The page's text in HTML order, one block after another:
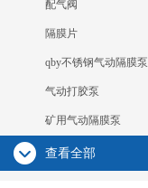
配气阀
隔膜片
qby不锈钢气动隔膜泵
气动打胶泵
矿用气动隔膜泵
查看全部